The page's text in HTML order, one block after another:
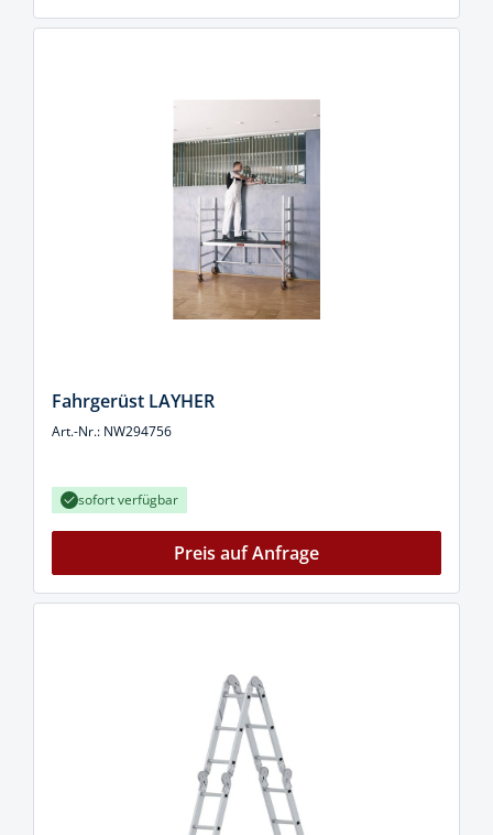
Fahrgerüst LAYHER
Art.-Nr.: NW294756
sofort verfügbar
Preis auf Anfrage